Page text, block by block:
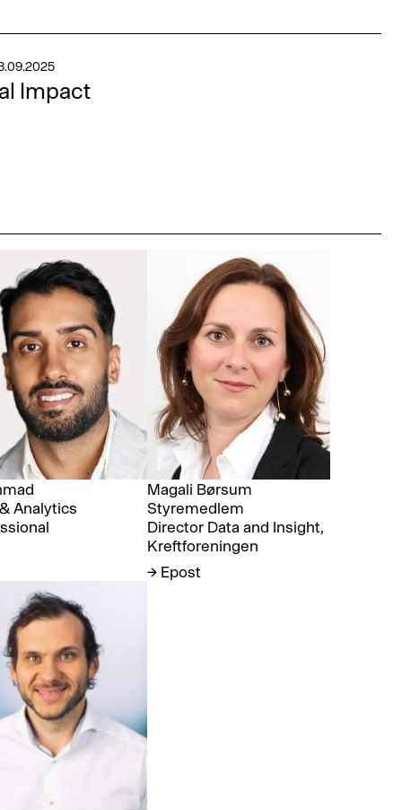
Impact
Analytics
Magali Børsum
Styremedlem
Director Data and Insight,
Kreftforeningen
→ Epost